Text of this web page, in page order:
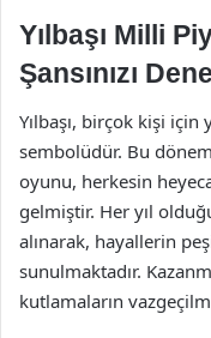
Yılbaşı Milli
Şansınızı
Yılbaşı, birçok kişi için
sembolüdür. Bu
oyunu, herkesin
gelmiştir. Her yıl
alınarak, hayallerin
sunulmaktadır.
kutlamaların